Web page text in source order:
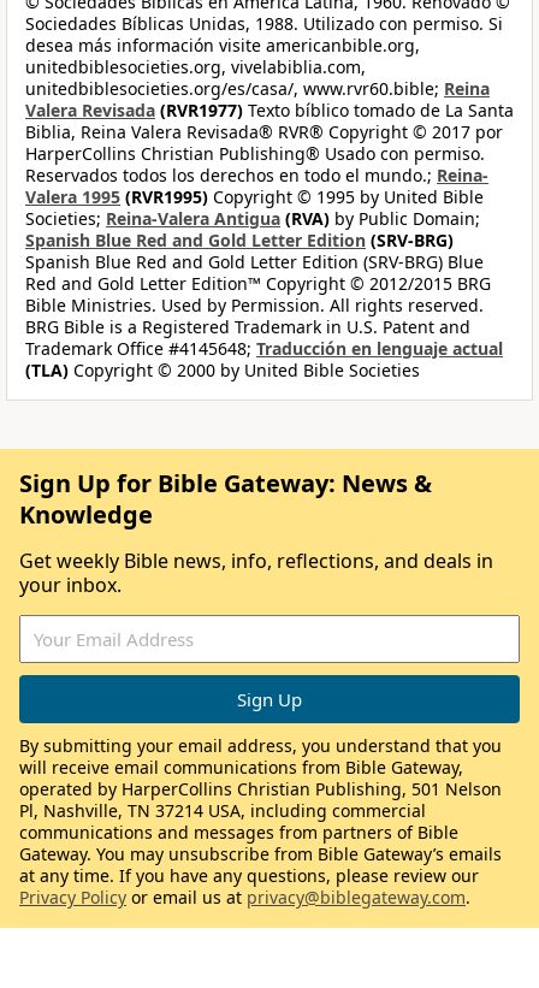
Sociedades Bíblicas Unidas, 1988. Utilizado con permiso. Si
desea más información visite americanbible.org,
unitedbiblesocieties.org, vivelabiblia.com,
unitedbiblesocieties.org/es/casa/, www.rvr60.bible; Reina
Valera Revisada (RVR1977) Texto bíblico tomado de La Santa
Biblia, Reina Valera Revisada® RVR® Copyright © 2017 por
HarperCollins Christian Publishing® Usado con permiso.
Reservados todos los derechos en todo el mundo.; Reina-
Valera 1995 (RVR1995) Copyright © 1995 by United Bible
Societies; Reina-Valera Antigua (RVA) by Public Domain;
Spanish Blue Red and Gold Letter Edition (SRV-BRG)
Spanish Blue Red and Gold Letter Edition (SRV-BRG) Blue
Red and Gold Letter Edition™ Copyright © 2012/2015 BRG
Bible Ministries. Used by Permission. All rights reserved.
BRG Bible is a Registered Trademark in U.S. Patent and
Trademark Office #4145648; Traducción en lenguaje actual
(TLA) Copyright © 2000 by United Bible Societies
Sign Up for Bible Gateway: News &
Knowledge
Get weekly Bible news, info, reflections, and deals in
your inbox.
By submitting your email address, you understand that you
will receive email communications from Bible Gateway,
operated by HarperCollins Christian Publishing, 501 Nelson
Pl, Nashville, TN 37214 USA, including commercial
communications and messages from partners of Bible
Gateway. You may unsubscribe from Bible Gateway’s emails
at any time. If you have any questions, please review our
Privacy Policy or email us at privacy@biblegateway.com.